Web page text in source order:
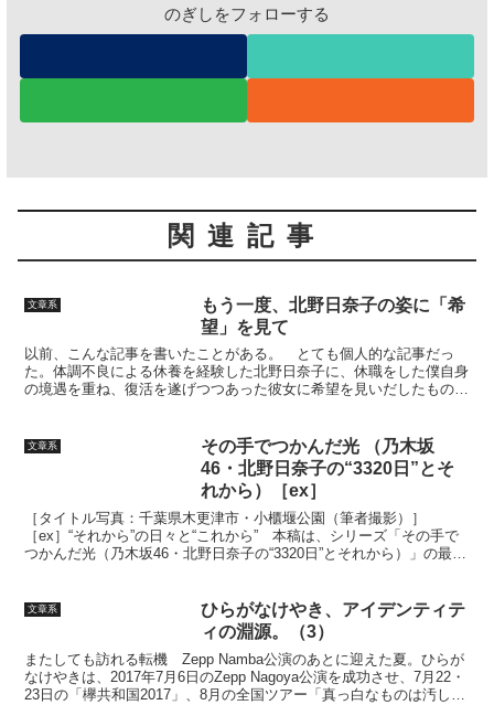
のぎしをフォローする
関連記事
文章系
もう一度、北野日奈子の姿に「希
望」を見て
以前、こんな記事を書いたことがある。 とても個人的な記事だっ
た。体調不良による休養を経験した北野日奈子に、休職をした僕自身
の境遇を重ね、復活を遂げつつあった彼女に希望を見いだしたものだ
文章系
その手でつかんだ光 （乃木坂
46・北野日奈子の“3320日”とそ
れから）［ex］
［タイトル写真：千葉県木更津市・小櫃堰公園（筆者撮影）］
［ex］“それから”の日々と“これから” 本稿は、シリーズ「その手で
つかんだ光（乃木坂46・北野日奈子の“3320日”とそれから）」の最後
文章系
ひらがなけやき、アイデンティテ
ィの淵源。（3）
またしても訪れる転機 Zepp Namba公演のあとに迎えた夏。ひらが
なけやきは、2017年7月6日のZepp Nagoya公演を成功させ、7月22・
23日の「欅共和国2017」、8月の全国ツアー「真っ白なものは汚した